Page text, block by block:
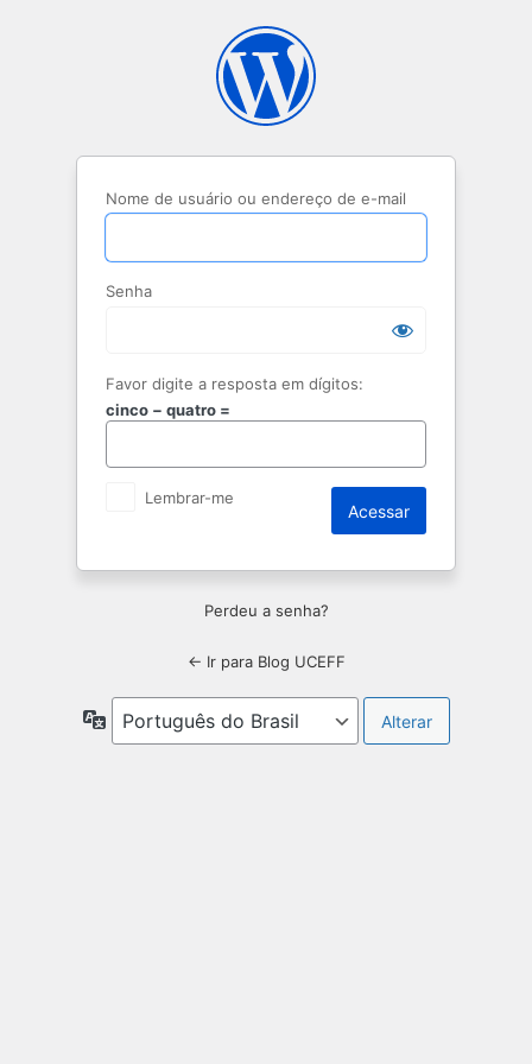
Nome de usuário ou endereço de e-mail
Senha
Favor digite a resposta em dígitos:
cinco − quatro =
Lembrar-me
Perdeu a senha?
← Ir para Blog UCEFF
Idioma